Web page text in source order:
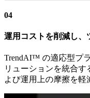
04
運用コストを削減し、
TrendAI™ の適応型プ
リューションを統合
よび運用上の摩擦を軽